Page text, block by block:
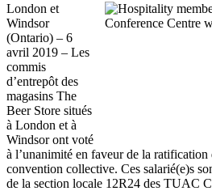
London et
Windsor
(Ontario) – 6
avril 2019 – Les
commis
d’entrepôt des
magasins The
Beer Store situés
à London et à
Windsor ont voté
à l’unanimité en faveur de la ratification
convention collective. Ces salarié(e)s
de la section locale 12R24 des TUAC